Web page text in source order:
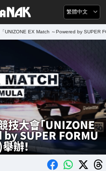
繁體中文
UNIZONE EX Match ～Powered by SUPER
技大會「UNIZONE
SUPER FORMU
辦！